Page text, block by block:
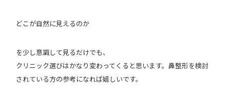
どこが自然に見えるのか
を少し意識して見るだけでも、
クリニック選びはかなり変わってくると思います。鼻整形を検討
されている方の参考になれば嬉しいです。